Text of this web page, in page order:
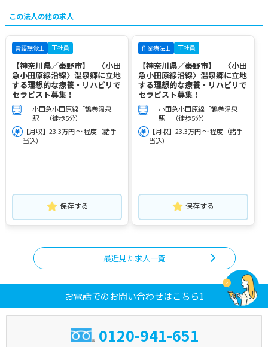
この法人の他の求人
言語聴覚士 正社員
【神奈川県／秦野市】 〈小田
急小田原線沿線〉温泉郷に立地
する理想的な療養・リハビリで
セラピスト募集！
小田急小田原線「鶴巻温泉
駅」（徒歩5分）
【月収】23.3万円 ～ 程度（諸手
当込）
保存する
作業療法士 正社員
【神奈川県／秦野市】 〈小田
急小田原線沿線〉温泉郷に立地
する理想的な療養・リハビリで
セラピスト募集！
小田急小田原線「鶴巻温泉
駅」（徒歩5分）
【月収】23.3万円 ～ 程度（諸手
当込）
保存する
最近見た求人一覧
お電話でのお問い合わせはこちら1
0120-941-651